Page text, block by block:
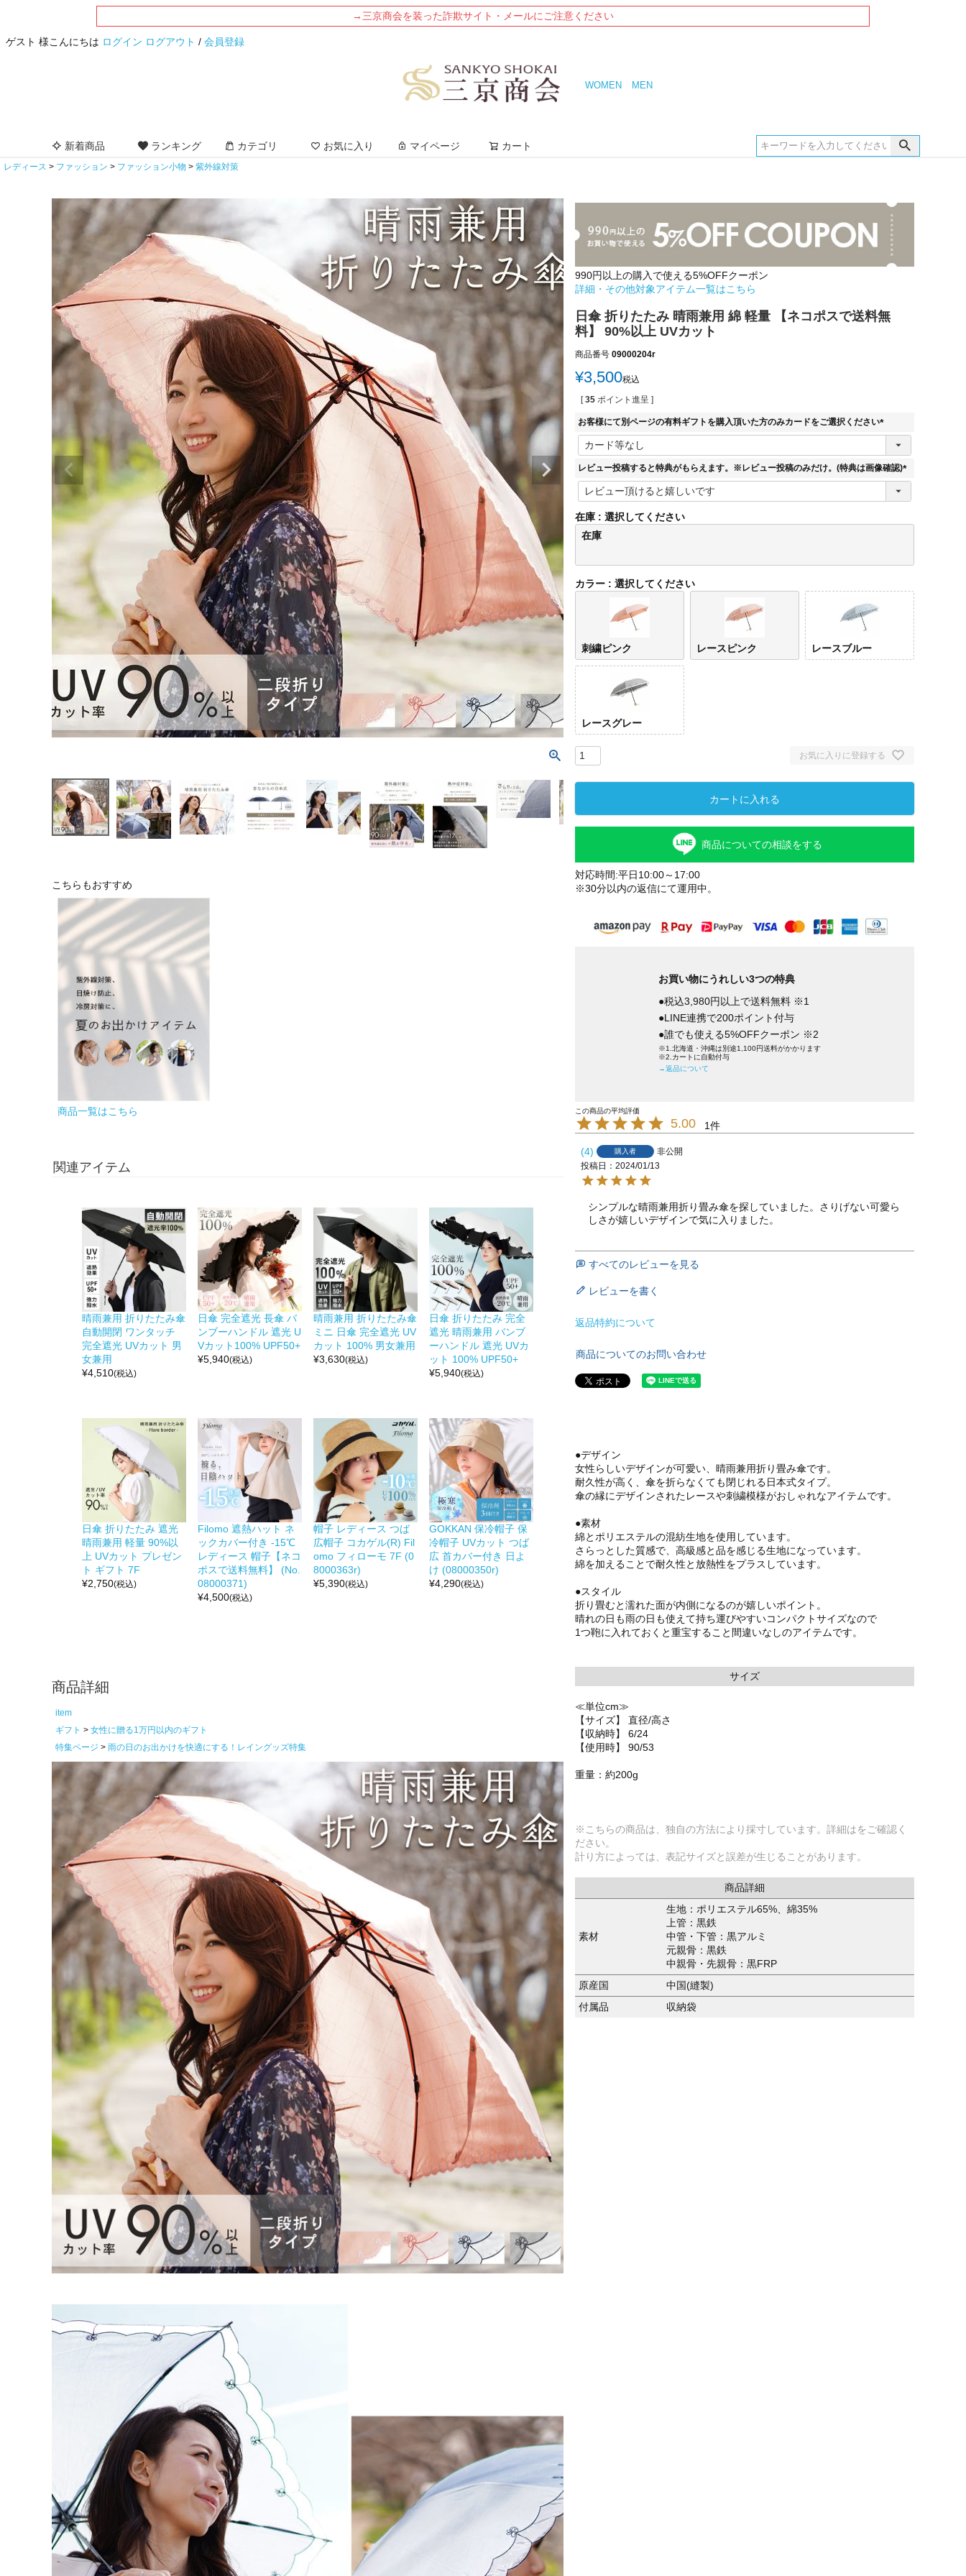
→三京商会を装った詐欺サイト・メールにご注意ください
ゲスト 様こんにちは ログイン ログアウト / 会員登録
WOMEN MEN
新着商品 ランキング カテゴリ お気に入り マイページ カート
レディース ファッション ファッション小物 紫外線対策
こちらもおすすめ
商品一覧はこちら
関連アイテム
晴雨兼用 折りたたみ傘
自動開閉 ワンタッチ
完全遮光 UVカット 男
女兼用
¥4,510(税込)
日傘 完全遮光 長傘 バ
ンブーハンドル 遮光 U
Vカット100% UPF50+
¥5,940(税込)
晴雨兼用 折りたたみ傘
ミニ 日傘 完全遮光 UV
カット 100% 男女兼用
¥3,630(税込)
日傘 折りたたみ 完全
遮光 晴雨兼用 バンブ
ーハンドル 遮光 UVカ
ット 100% UPF50+
¥5,940(税込)
日傘 折りたたみ 遮光
晴雨兼用 軽量 90%以
上 UVカット プレゼン
ト ギフト 7F
¥2,750(税込)
Filomo 遮熱ハット ネ
ックカバー付き -15℃
レディース 帽子【ネコ
ポスで送料無料】 (No.
08000371)
¥4,500(税込)
帽子 レディース つば
広帽子 コカゲル(R) Fil
omo フィローモ 7F (0
8000363r)
¥5,390(税込)
GOKKAN 保冷帽子 保
冷帽子 UVカット つば
広 首カバー付き 日よ
け (08000350r)
¥4,290(税込)
商品詳細
item
ギフト
女性に贈る1万円以内のギフト
特集ページ
雨の日のお出かけを快適にする！レイングッズ特集
990円以上の購入で使える5%OFFクーポン
詳細・その他対象アイテム一覧はこちら
日傘 折りたたみ 晴雨兼用 綿 軽量 【ネコポスで送料無
料】 90%以上 UVカット
商品番号 09000204r
¥3,500税込
[ 35 ポイント進呈 ]
お客様にて別ページの有料ギフトを購入頂いた方のみカードをご選択ください
(
須
レビュー投稿すると特典がもらえます。※レビュー投稿のみだけ。(特典は画像確認)
(
)
在庫
選択してください
在庫
カラー 選択してください
刺繍ピンク レースピンク レースブルー
レースグレー
お気に入りに登録する
カートに入れる
商品についての相談をする
対応時間:平日10:00～17:00
※30分以内の返信にて運用中。
お買い物にうれしい3つの特典
●税込3,980円以上で送料無料 ※1
●LINE連携で200ポイント付与
●誰でも使える5%OFFクーポン ※2
※1.北海道・沖縄は別途1,100円送料がかかります
※2.カートに自動付与
→返品について
5.00 1
4 購入者
非公開
投稿日
2024/01/13
シンプルな晴雨兼用折り畳み傘を探していました。さりげない可愛ら
すべてのレビューを見る
レビューを書く
返品特約について
商品についてのお問い合わせ
●デザイン
女性らしいデザインが可愛い、晴雨兼用折り畳み傘です。
耐久性が高く、傘を折らなくても閉じれる日本式タイプ。
傘の縁にデザインされたレースや刺繍模様がおしゃれなアイテムです。
●素材
綿とポリエステルの混紡生地を使用しています。
さらっとした質感で、高級感と品を感じる生地になっています。
綿を加えることで耐久性と放熱性をプラスしています。
●スタイル
折り畳むと濡れた面が内側になるのが嬉しいポイント。
晴れの日も雨の日も使えて持ち運びやすいコンパクトサイズなので
1つ鞄に入れておくと重宝すること間違いなしのアイテムです。
サイズ
≪単位cm≫
【サイズ】 直径/高さ
【収納時】 6/24
【使用時】 90/53
重量：約200g
※こちらの商品は、独自の方法により採寸しています。詳細はをご確認く
ださい。
計り方によっては、表記サイズと誤差が生じることがあります。
商品詳細
素材
生地：ポリエステル65%、綿35%
上管：黒鉄
中管・下管：黒アルミ
元親骨：黒鉄
中親骨・先親骨：黒FRP
原産国
中国(縫製)
付属品
収納袋